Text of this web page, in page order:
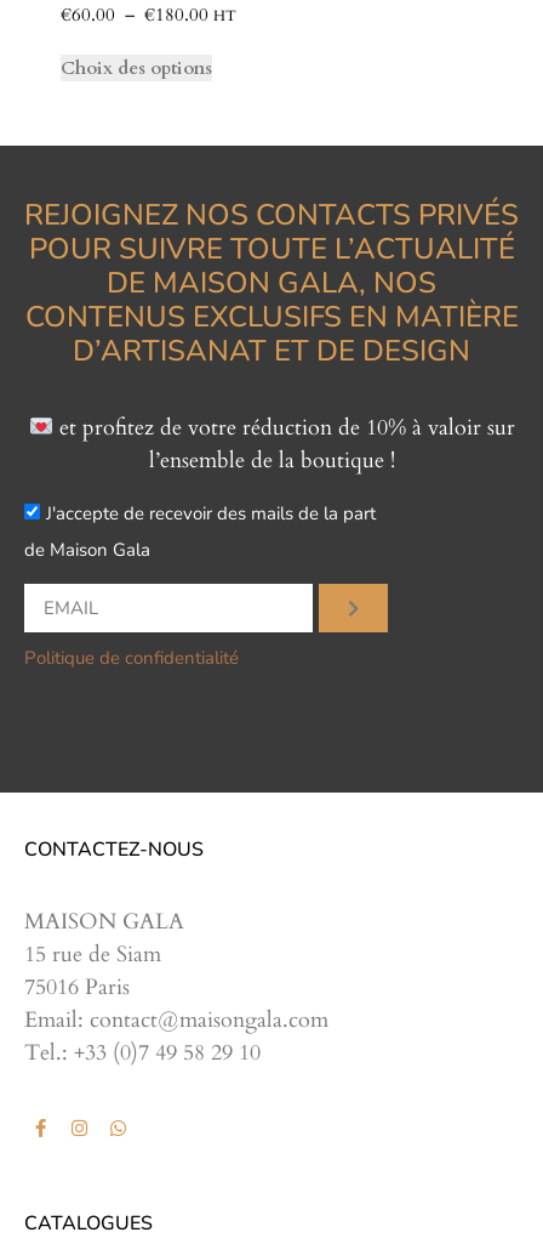
€60.00 – €180.00 HT
Choix des options
REJOIGNEZ NOS CONTACTS PRIVÉS
POUR SUIVRE TOUTE L’ACTUALITÉ
DE MAISON GALA, NOS
CONTENUS EXCLUSIFS EN MATIÈRE
D’ARTISANAT ET DE DESIGN
et profitez de votre réduction de 10% à valoir sur
l’ensemble de la boutique !
J'accepte de recevoir des mails de la part
de Maison Gala
Politique de confidentialité
CONTACTEZ-NOUS
MAISON GALA
15 rue de Siam
75016 Paris
Email: contact@maisongala.com
Tel.: +33 (0)7 49 58 29 10
CATALOGUES